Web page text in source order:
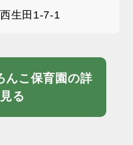
生田1-7-1
んこ保育園の詳
る